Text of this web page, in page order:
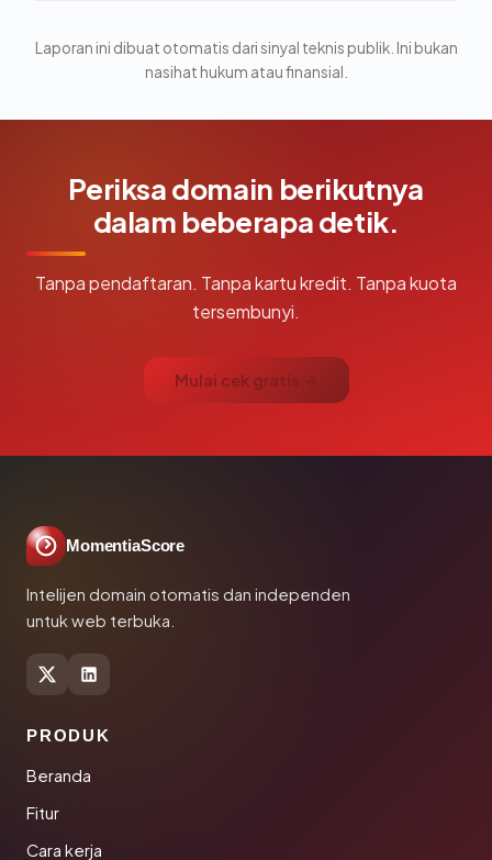
Laporan ini dibuat otomatis dari sinyal teknis publik. Ini bukan
nasihat hukum atau finansial.
Periksa domain berikutnya
dalam beberapa detik.
Tanpa pendaftaran. Tanpa kartu kredit. Tanpa kuota
tersembunyi.
Mulai cek gratis →
MomentiaScore
Intelijen domain otomatis dan independen
untuk web terbuka.
PRODUK
Beranda
Fitur
Cara kerja